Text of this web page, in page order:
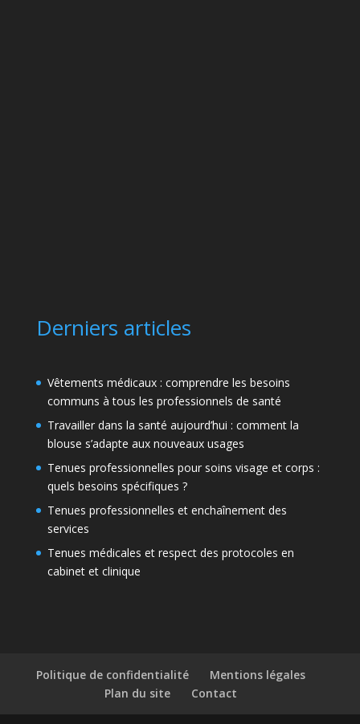
Derniers articles
Vêtements médicaux : comprendre les besoins
communs à tous les professionnels de santé
Travailler dans la santé aujourd’hui : comment la
blouse s’adapte aux nouveaux usages
Tenues professionnelles pour soins visage et corps :
quels besoins spécifiques ?
Tenues professionnelles et enchaînement des
services
Tenues médicales et respect des protocoles en
cabinet et clinique
Politique de confidentialité
Mentions légales
Plan du site
Contact